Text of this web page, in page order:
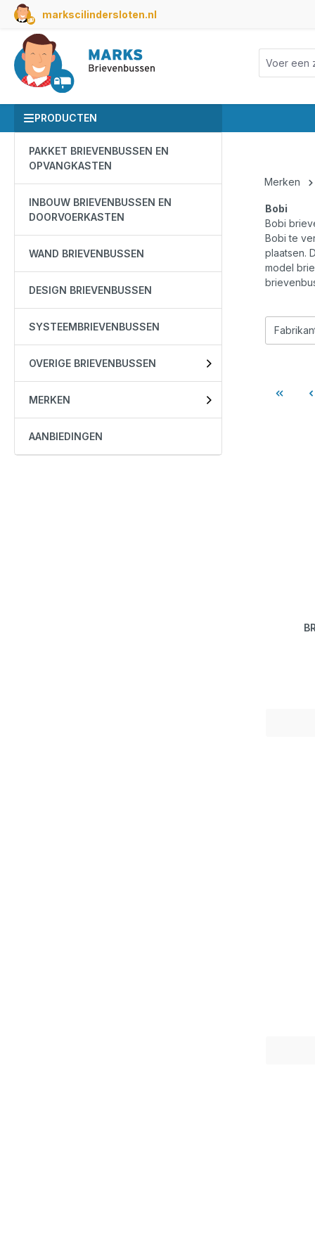
Skip to main navigation
markscilindersloten.nl
PRODUCTEN
PAKKET BRIEVENBUSSEN EN
OPVANGKASTEN
INBOUW BRIEVENBUSSEN EN
DOORVOERKASTEN
WAND BRIEVENBUSSEN
DESIGN BRIEVENBUSSEN
SYSTEEMBRIEVENBUSSEN
OVERIGE BRIEVENBUSSEN
MERKEN
AANBIEDINGEN
Merken
Bobi
Bobi
Bobi te
plaatsen.
model